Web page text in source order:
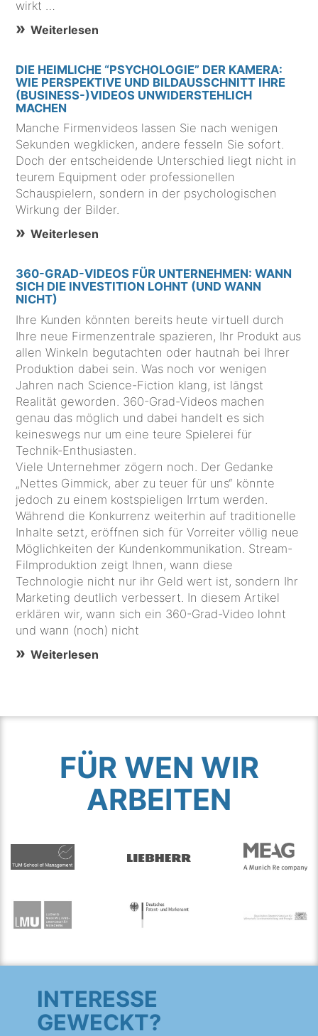
wirkt …
Weiterlesen
DIE HEIMLICHE “PSYCHOLOGIE” DER KAMERA:
WIE PERSPEKTIVE UND BILDAUSSCHNITT IHRE
(BUSINESS-)VIDEOS UNWIDERSTEHLICH
MACHEN
Manche Firmenvideos lassen Sie nach wenigen
Sekunden wegklicken, andere fesseln Sie sofort.
Doch der entscheidende Unterschied liegt nicht in
teurem Equipment oder professionellen
Schauspielern, sondern in der psychologischen
Wirkung der Bilder.
Weiterlesen
360-GRAD-VIDEOS FÜR UNTERNEHMEN: WANN
SICH DIE INVESTITION LOHNT (UND WANN
NICHT)
Ihre Kunden könnten bereits heute virtuell durch
Ihre neue Firmenzentrale spazieren, Ihr Produkt aus
allen Winkeln begutachten oder hautnah bei Ihrer
Produktion dabei sein. Was noch vor wenigen
Jahren nach Science-Fiction klang, ist längst
Realität geworden. 360-Grad-Videos machen
genau das möglich und dabei handelt es sich
keineswegs nur um eine teure Spielerei für
Technik-Enthusiasten.
Viele Unternehmer zögern noch. Der Gedanke
„Nettes Gimmick, aber zu teuer für uns“ könnte
jedoch zu einem kostspieligen Irrtum werden.
Während die Konkurrenz weiterhin auf traditionelle
Inhalte setzt, eröffnen sich für Vorreiter völlig neue
Möglichkeiten der Kundenkommunikation. Stream-
Filmproduktion zeigt Ihnen, wann diese
Technologie nicht nur ihr Geld wert ist, sondern Ihr
Marketing deutlich verbessert. In diesem Artikel
erklären wir, wann sich ein 360-Grad-Video lohnt
und wann (noch) nicht
Weiterlesen
FÜR WEN WIR
ARBEITEN
INTERESSE
GEWECKT?